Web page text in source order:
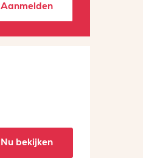
Aanmelden
Nu bekijken